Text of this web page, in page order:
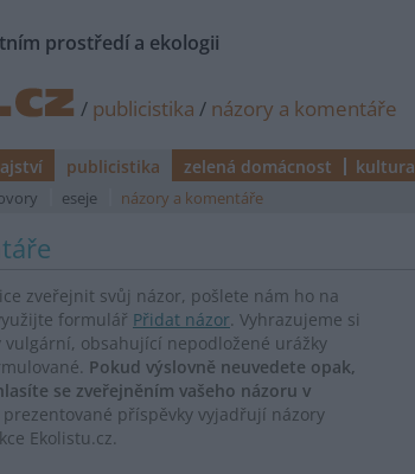
prostředí a ekologii
/ publicistika / názory a komentáře
publicistika zelená domácnost kultura
eseje názory a komentáře
zveřejnit svůj názor, pošlete nám ho na
formulář Přidat názor. Vyhrazujeme si
obsahující nepodložené urážky
Pokud výslovně neuvedete opak,
se zveřejněním vašeho názoru v
prezentované příspěvky vyjadřují názory
Ekolistu.cz.